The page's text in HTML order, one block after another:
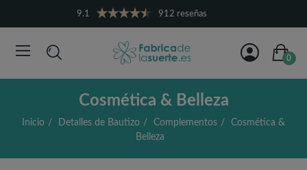
9.1 912 reseñas
0
Cosmética & Belleza
Inicio Detalles de Bautizo Complementos
Cosmética &
Belleza